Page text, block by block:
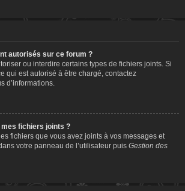
autorisés sur ce forum ?
ou interdire certains types de fichiers joints. Si
qui est autorisé à être chargé, contactez
d’informations.
fichiers joints ?
fichiers que vous avez joints à vos messages et
votre panneau de l’utilisateur puis Gestion des